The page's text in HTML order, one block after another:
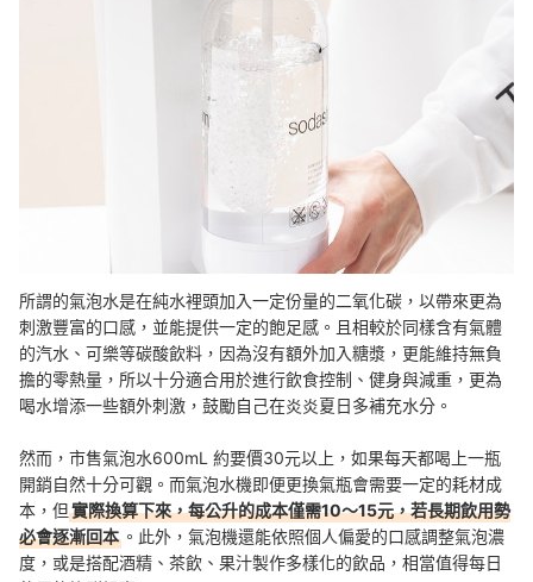
所謂的氣泡水是在純水裡頭加入一定份量的二氧化碳，以帶來更為
刺激豐富的口感，並能提供一定的飽足感。且相較於同樣含有氣體
的汽水、可樂等碳酸飲料，因為沒有額外加入糖漿，更能維持無負
擔的零熱量，所以十分適合用於進行飲食控制、健身與減重，更為
喝水增添一些額外刺激，鼓勵自己在炎炎夏日多補充水分。
然而，市售氣泡水600mL 約要價30元以上，如果每天都喝上一瓶
開銷自然十分可觀。而氣泡水機即便更換氣瓶會需要一定的耗材成
本，但實際換算下來，每公升的成本僅需10～15元，若長期飲用勢
必會逐漸回本 。此外，氣泡機還能依照個人偏愛的口感調整氣泡濃
度，或是搭配酒精、茶飲、果汁製作多樣化的飲品，相當值得每日